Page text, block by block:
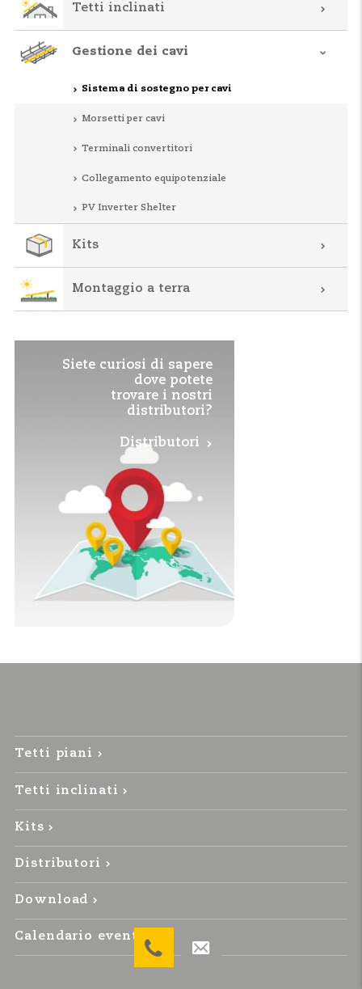
Tetti inclinati
Gestione dei cavi
Sistema di sostegno per cavi
Morsetti per cavi
Terminali convertitori
Collegamento equipotenziale
PV Inverter Shelter
Kits
Montaggio a terra
Siete curiosi di sapere
dove potete
trovare i nostri
distributori?
Distributori
Tetti piani
Tetti inclinati
Kits
Distributori
Download
Calendario eventi